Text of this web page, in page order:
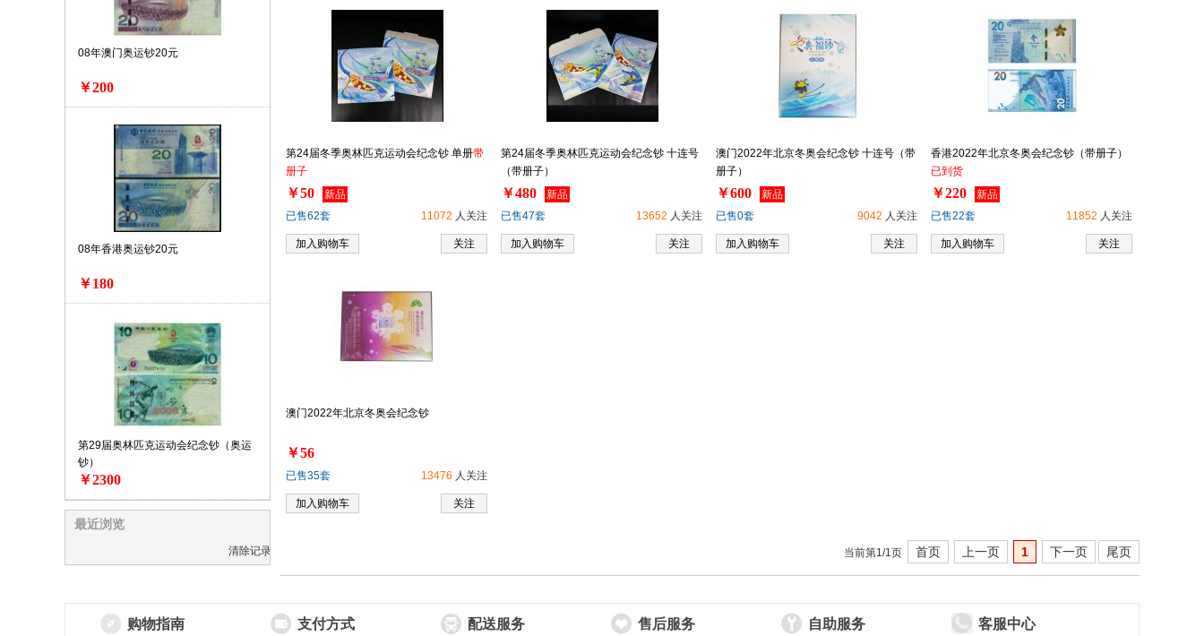
08年澳门奥运钞20元
￥200
08年香港奥运钞20元
￥180
第29届奥林匹克运动会纪念钞（奥运
钞）
￥2300
最近浏览
清除记录
第24届冬季奥林匹克运动会纪念钞 单册带
册子
￥50
新品
11072 人关注
已售62套
关注
加入购物车
第24届冬季奥林匹克运动会纪念钞 十连号
（带册子）
￥480
新品
13652 人关注
已售47套
关注
加入购物车
澳门2022年北京冬奥会纪念钞 十连号（带
册子）
￥600
新品
9042 人关注
已售0套
关注
加入购物车
香港2022年北京冬奥会纪念钞（带册子）
已到货
￥220
新品
11852 人关注
已售22套
关注
加入购物车
澳门2022年北京冬奥会纪念钞
￥56
13476 人关注
已售35套
关注
加入购物车
当前第1/1页 首页 上一页 1 下一页 尾页
购物指南 支付方式 配送服务 售后服务 自助服务 客服中心